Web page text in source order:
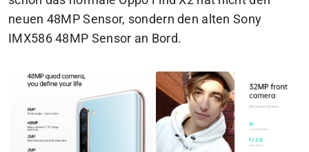
neuen 48MP Sensor, sondern den alten Sony
IMX586 48MP Sensor an Bord.